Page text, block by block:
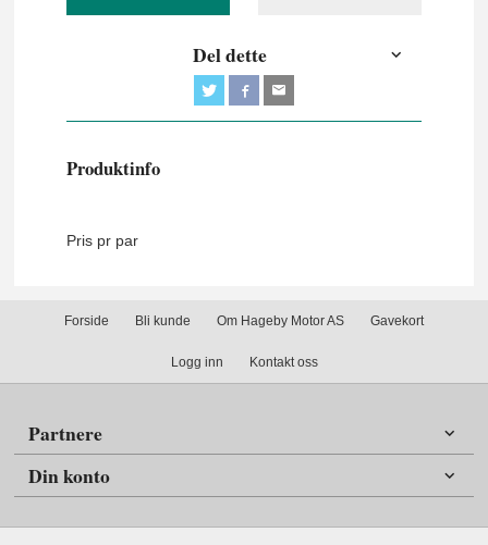
Del dette
Produktinfo
Pris pr par
Forside Bli kunde Om Hageby Motor AS Gavekort
Logg inn Kontakt oss
Partnere
Din konto